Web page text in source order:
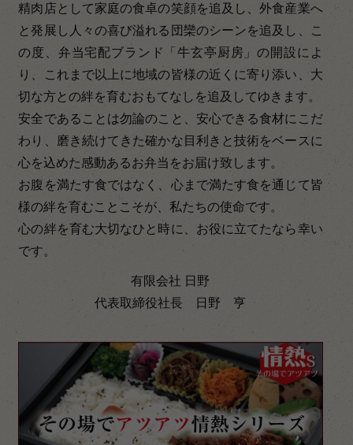
精肉店として家庭の食卓の笑顔を追及し、外食産業へ
と発展し人々の喜び溢れる団欒のシーンを追及し、こ
の度、弁当宅配ブランド「牛玄亭厨房」の開設によ
り、これまで以上に地域の皆様の近くに寄り添い、大
切な方との絆を育むおもてなしを追及してゆきます。
安全であることは勿論のこと、安心できる食材にこだ
わり、磨き続けてきた確かな目利きと技術をベースに
心を込めた感動あるお弁当をお届け致します。
お腹を満たす食ではなく、心まで満たす食を通じて皆
様の絆を育むことこそが、私たちの使命です。
心の絆を育む大切なひと時に、お役に立てたなら幸い
です。
有限会社 日野
代表取締役社長 日野 亨